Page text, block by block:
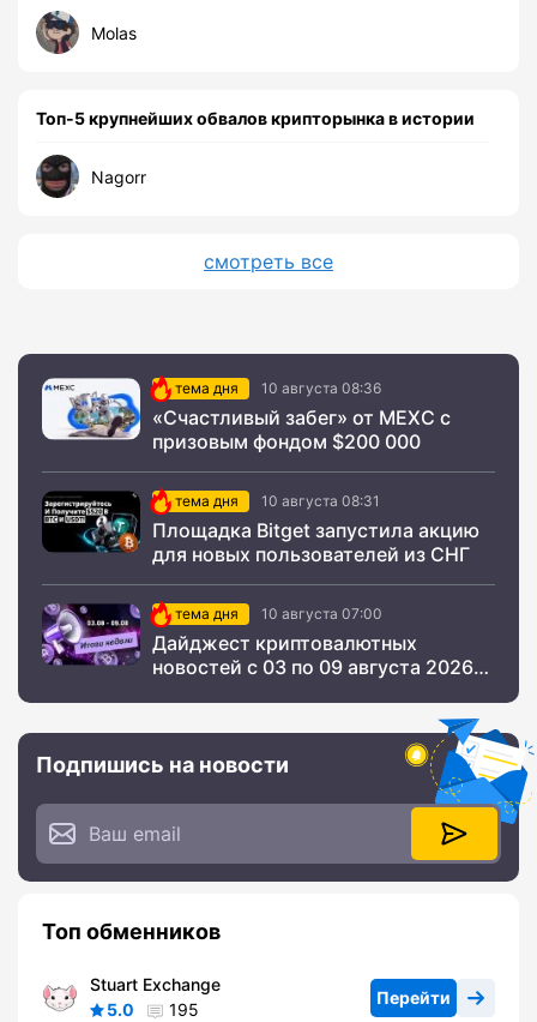
Molas
Топ-5 крупнейших обвалов крипторынка в истории
Nagorr
смотреть все
тема дня 10 августа 08:36
«Счастливый забег» от MEXC с
призовым фондом $200 000
тема дня 10 августа 08:31
Площадка Bitget запустила акцию
для новых пользователей из СНГ
тема дня 10 августа 07:00
Дайджест криптовалютных
новостей с 03 по 09 августа 2026
Подпишись на новости
Топ обменников
Stuart Exchange
5.0
195
Перейти